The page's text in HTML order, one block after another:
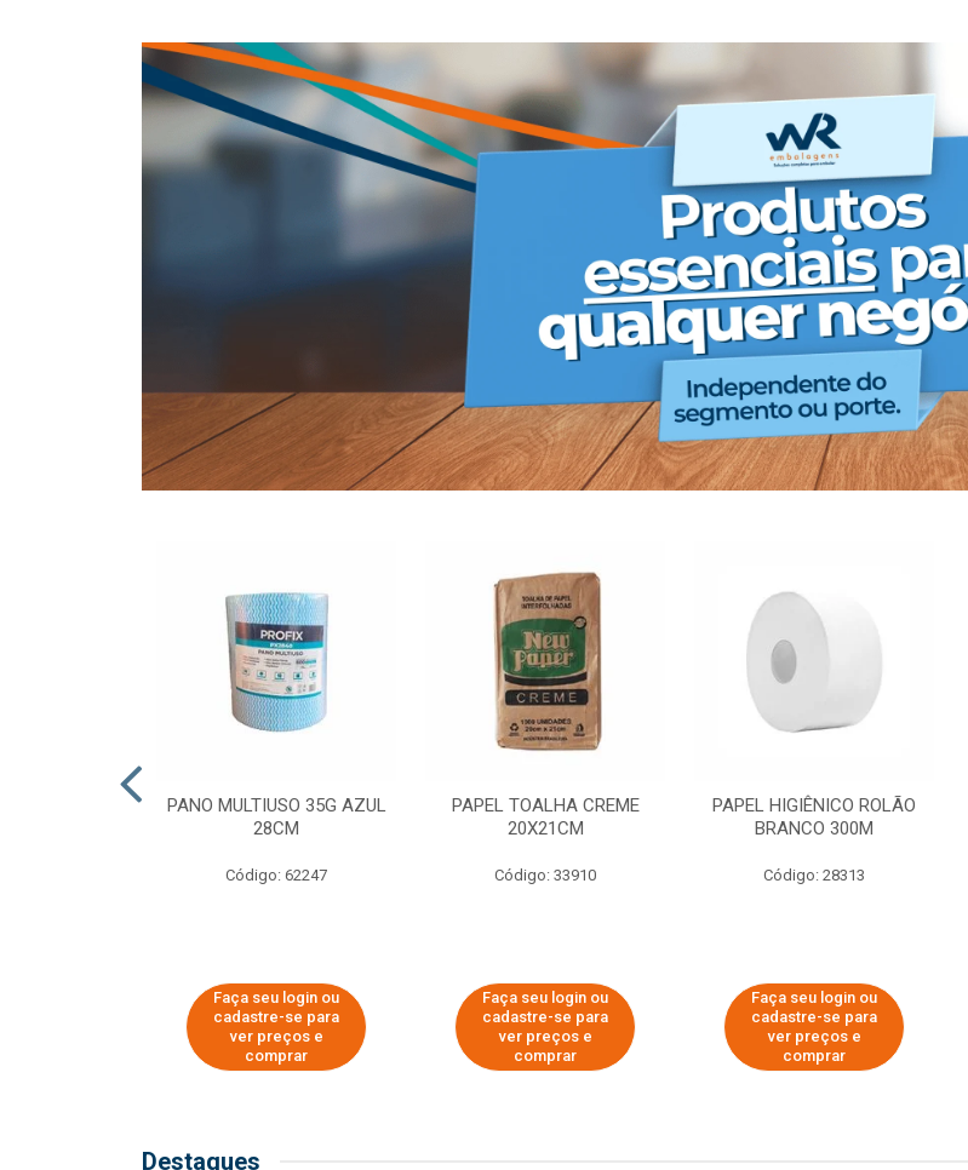
PANO MULTIUSO 35G AZUL
28CM
Código: 62247
Faça seu login ou
cadastre-se para
ver preços e
comprar
PAPEL TOALHA CREME
20X21CM
Código: 33910
Faça seu login ou
cadastre-se para
ver preços e
comprar
PAPEL HIGIÊNICO ROLÃO
BRANCO 300M
Código: 28313
Faça seu login ou
cadastre-se para
ver preços e
comprar
Destaques